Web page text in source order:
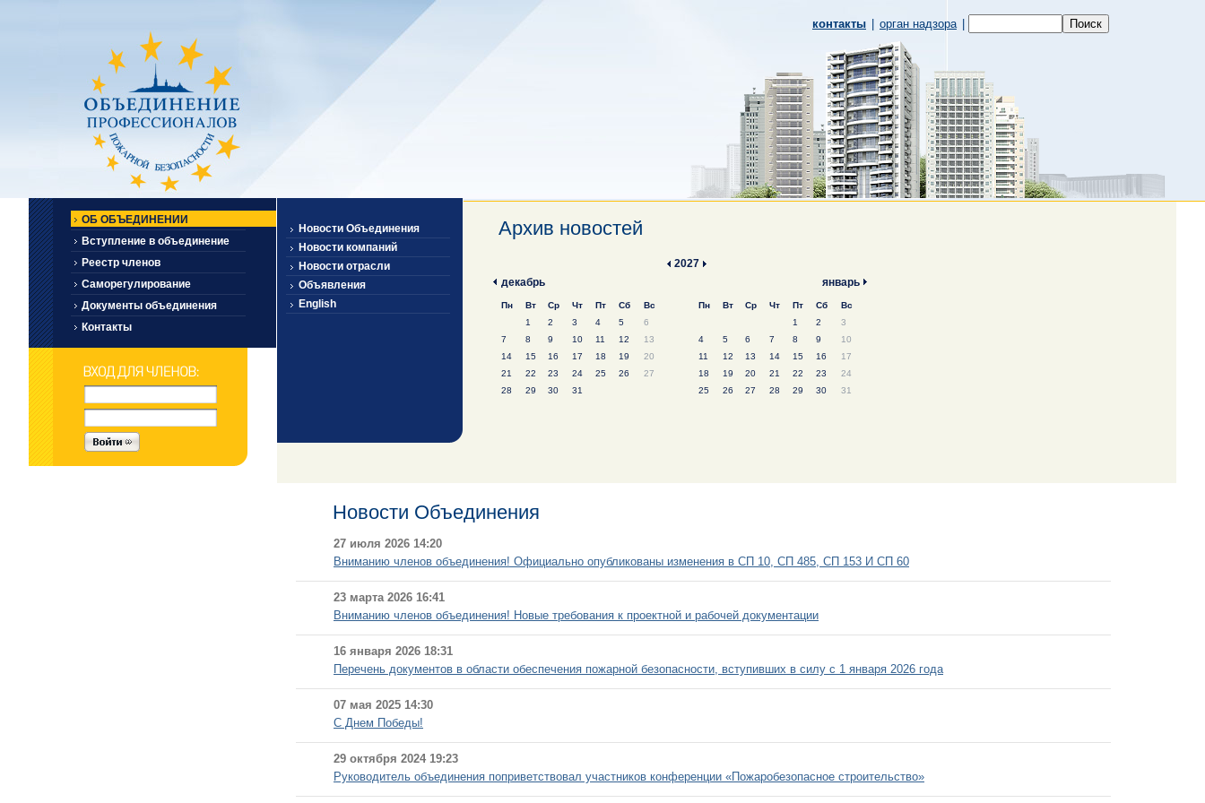
контакты орган надзора
ОБ ОБЪЕДИНЕНИИ
Вступление в объединение
Реестр членов
Саморегулирование
Документы объединения
Контакты
Новости Объединения
Новости компаний
Новости отрасли
Объявления
English
Архив новостей
2027
декабрь
Пн Вт Ср Чт Пт Сб
Вс
1
2 3 4 5
6
7
8 9 10 11 12
13
14
15 16 17 18 19
20
21
22 23 24 25 26
27
28
29 30 31
январь
Пн Вт Ср Чт Пт Сб
Вс
1
2
3
4
5 6 7 8 9
10
11
12 13 14 15 16
17
18
19 20 21 22 23
24
25
26 27 28 29 30 31
Новости Объединения
27 июля 2026 14:20
Вниманию членов объединения! Официально опубликованы изменения в СП 10, СП 485, СП 153 И СП 60
23 марта 2026 16:41
Вниманию членов объединения! Новые требования к проектной и рабочей документации
16 января 2026 18:31
Перечень документов в области обеспечения пожарной безопасности, вступивших в силу с 1 января 2026 года
07 мая 2025 14:30
С Днем Победы!
29 октября 2024 19:23
Руководитель объединения поприветствовал участников конференции «Пожаробезопасное строительство»